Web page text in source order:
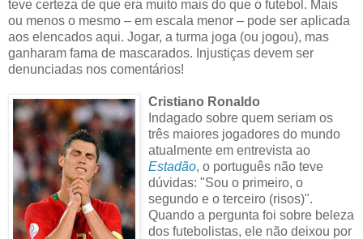
teve certeza de que era muito mais do que o futebol. Mais
ou menos o mesmo – em escala menor – pode ser aplicada
aos elencados aqui. Jogar, a turma joga (ou jogou), mas
ganharam fama de mascarados. Injustiças devem ser
denunciadas nos comentários!
Cristiano Ronaldo
Indagado sobre quem seriam os
três maiores jogadores do mundo
atualmente em entrevista ao
Estadão, o português não teve
dúvidas: "Sou o primeiro, o
segundo e o terceiro (risos)".
Quando a pergunta foi sobre beleza
dos futebolistas, ele não deixou por